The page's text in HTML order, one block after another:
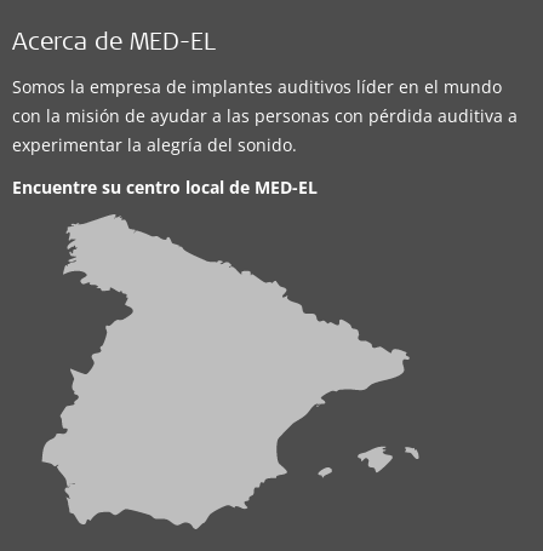
Acerca de MED-EL
Somos la empresa de implantes auditivos líder en el mundo
con la misión de ayudar a las personas con pérdida auditiva a
experimentar la alegría del sonido.
Encuentre su centro local de MED-EL